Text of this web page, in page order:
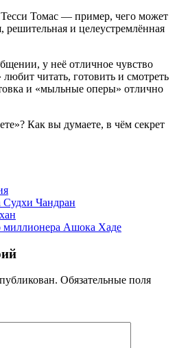
Томас — пример, чего может
решительная и целеустремлённая
у неё отличное чувство
читать, готовить и смотреть
и «мыльные оперы» отлично
Как вы думаете, в чём секрет
Судхи Чандран
миллионера Ашока Хаде
Обязательные поля